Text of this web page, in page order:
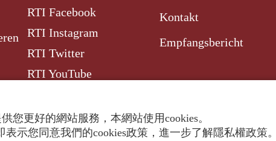
RTI Facebook
RTI Instagram
RTI Twitter
RTI YouTube
Kontakt
Empfangsbericht
您更好的網站服務，本網站使用cookies。
表示您同意我們的cookies政策，進一步了解隱私權政策。